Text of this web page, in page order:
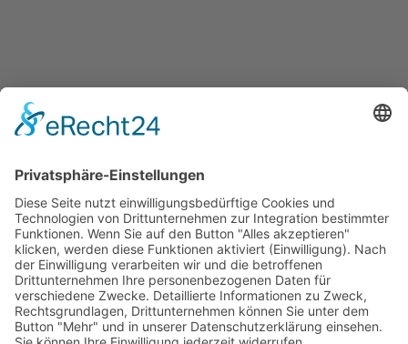
Schreibe einen Kommentar
Du musstangemeldetsein, um einen Kommentar
abzugeben.